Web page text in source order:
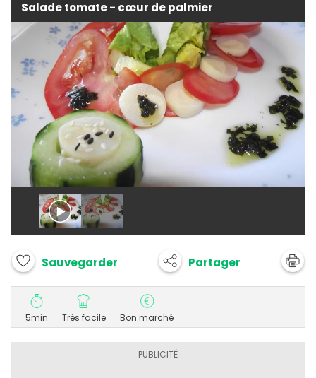
Salade tomate - cœur de palmier
Sauvegarder Partager
5min Très facile Bon marché